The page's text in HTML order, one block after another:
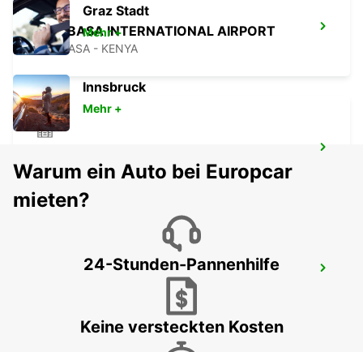
MOMBASA INTERNATIONAL AIRPORT
MOMBASA - KENYA
MOSHI - TANZANIA
KILIMANJARO FLUGHAFEN
Graz Stadt
Mehr +
Innsbruck
Mehr +
Warum ein Auto bei Europcar
mieten?
24-Stunden-Pannenhilfe
Keine versteckten Kosten